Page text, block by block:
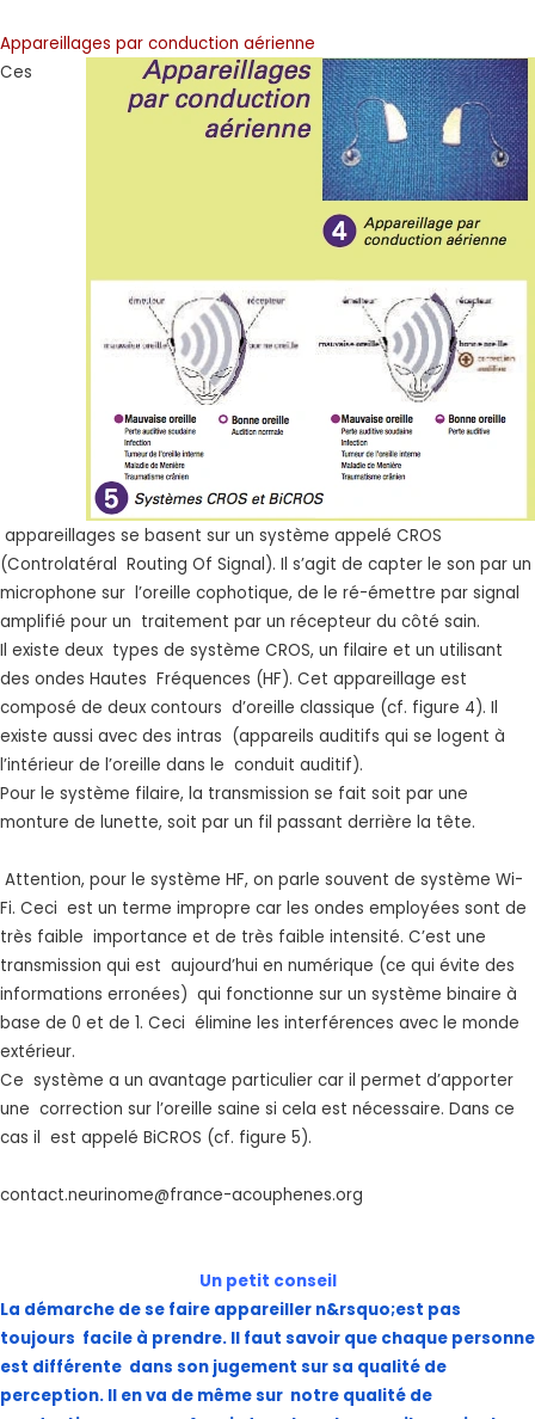
Appareillages par conduction aérienne
Ces
appareillages se basent sur un système appelé CROS
(Controlatéral Routing Of Signal). Il s’agit de capter le son par un
microphone sur l’oreille cophotique, de le ré-émettre par signal
amplifié pour un traitement par un récepteur du côté sain.
Il existe deux types de système CROS, un filaire et un utilisant
des ondes Hautes Fréquences (HF). Cet appareillage est
composé de deux contours d’oreille classique (cf. figure 4). Il
existe aussi avec des intras (appareils auditifs qui se logent à
l’intérieur de l’oreille dans le conduit auditif).
Pour le système filaire, la transmission se fait soit par une
monture de lunette, soit par un fil passant derrière la tête.
Attention, pour le système HF, on parle souvent de système Wi-
Fi. Ceci est un terme impropre car les ondes employées sont de
très faible importance et de très faible intensité. C’est une
transmission qui est aujourd’hui en numérique (ce qui évite des
informations erronées) qui fonctionne sur un système binaire à
base de 0 et de 1. Ceci élimine les interférences avec le monde
extérieur.
Ce système a un avantage particulier car il permet d’apporter
une correction sur l’oreille saine si cela est nécessaire. Dans ce
cas il est appelé BiCROS (cf. figure 5).
contact.neurinome@france-acouphenes.org
Un petit conseil
La démarche de se faire appareiller n&rsquo;est pas
toujours facile à prendre. Il faut savoir que chaque personne
est différente dans son jugement sur sa qualité de
perception. Il en va de même sur notre qualité de